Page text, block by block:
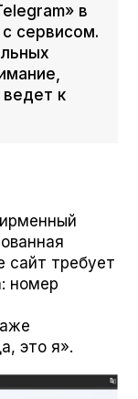
в
сервисом.
к
сайт требует
номер
это я».